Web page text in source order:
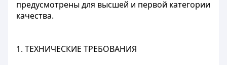
предусмотрены для высшей и первой категории
качества.
1. ТЕХНИЧЕСКИЕ ТРЕБОВАНИЯ